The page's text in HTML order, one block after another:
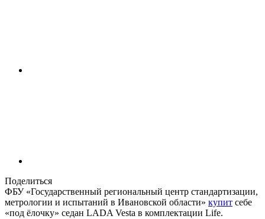
Поделиться
ФБУ «Государственный региональный центр стандартизации,
метрологии и испытаний в Ивановской области» купит себе
«под ёлочку» седан LADA Vesta в комплектации Life.